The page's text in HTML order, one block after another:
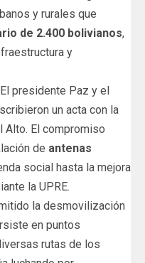
y rurales que
de 2.400 bolivianos,
y
El presidente Paz y el
un acta con la
Alto. El compromiso
de antenas
social hasta la mejora
la UPRE.
la desmovilización
en puntos
rutas de los